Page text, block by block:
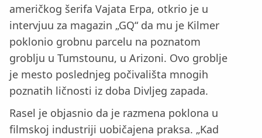
američkog šerifa Vajata Erpa, otkrio je u
intervjuu za magazin „GQ“ da mu je Kilmer
poklonio grobnu parcelu na poznatom
groblju u Tumstounu, u Arizoni. Ovo groblje
je mesto poslednjeg počivališta mnogih
poznatih ličnosti iz doba Divljeg zapada.
Rasel je objasnio da je razmena poklona u
filmskoj industriji uobičajena praksa. „Kad